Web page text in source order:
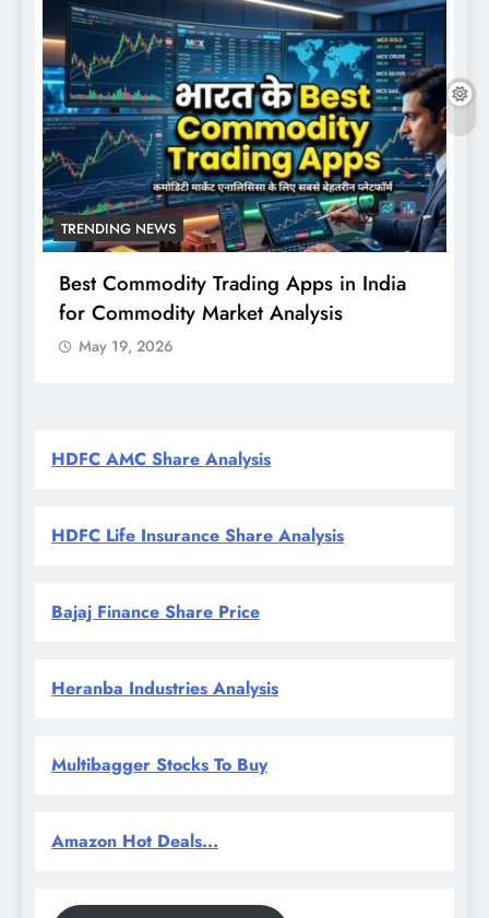
TRENDING NEWS
Best Commodity Trading Apps in India
for Commodity Market Analysis
May 19, 2026
HDFC AMC Share Analysis
HDFC Life Insurance Share Analysis
Bajaj Finance Share Price
Heranba Industries Analysis
Multibagger Stocks To Buy
Amazon Hot Deals...